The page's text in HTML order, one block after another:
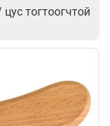
тогтоогчтой